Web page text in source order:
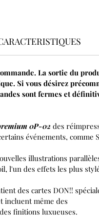
La sortie du
Si vous désirez
sont fermes et
0P-02 des
événements, comme
illustrations
l'un des effets les plus
des cartes DON!!
incluent même des
finitions luxueuses.